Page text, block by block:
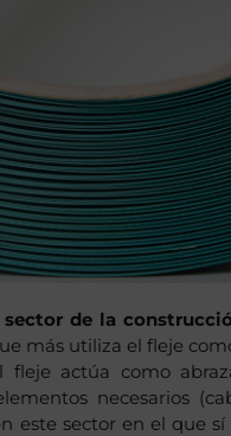
sector de la
más utiliza el fleje
fleje actúa como
necesarios
este sector en el que